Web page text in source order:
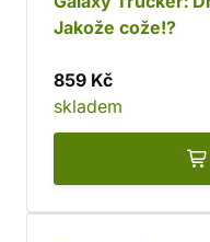
Jakože cože!?
859 Kč
skladem